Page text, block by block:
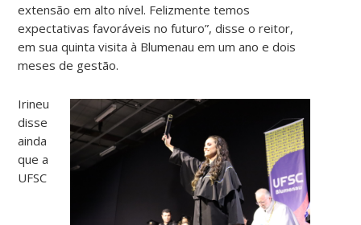
extensão em alto nível. Felizmente temos
expectativas favoráveis no futuro”, disse o reitor,
em sua quinta visita à Blumenau em um ano e dois
meses de gestão.
Irineu
disse
ainda
que a
UFSC